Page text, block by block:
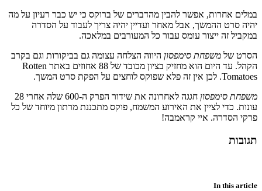
במלים אחרות, אפשר להבין מהדברים של ברוקס כי יש כבר רעיון על מה
יהיה סרט ההמשך, אבל מאחר ועדיין יהיה צריך לעבוד על הסדרה
במקביל זה ייצור עומס עבור כל המעורבים במלאכה.
הסרט של משפחת סימפסון היווה הצלחה עצומה גם בביקורות וגם בקרב
הקהל. עד היום הוא מחזיק בציון מכובד של 88 אחוזים באתר Rotten
Tomatoes. לכן אין זה פלא שפוקס לוחצים על הפקת סרט המשך.
משפחת סימפסון
חגגה לאחרונה את שידור הפרק ה-600 שלה אחרי 28
עונות. כדי לציין את האירוע המשמח, פוקס מתכננת מרתון מיוחד של כל
פרקי הסדרה. איי קראמבה!
תגובות
In this article